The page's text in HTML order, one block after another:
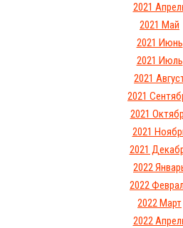
2021
2021 Май
2021 Июнь
2021 Июль
2021
2021
2021
2021
2021
2022
2022
2022 Март
2022